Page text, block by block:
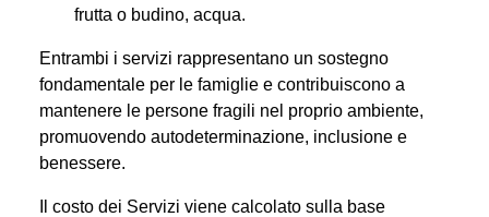
frutta o budino, acqua.
Entrambi i servizi rappresentano un sostegno
fondamentale per le famiglie e contribuiscono a
mantenere le persone fragili nel proprio ambiente,
promuovendo autodeterminazione, inclusione e
benessere.
Il costo dei Servizi viene calcolato sulla base